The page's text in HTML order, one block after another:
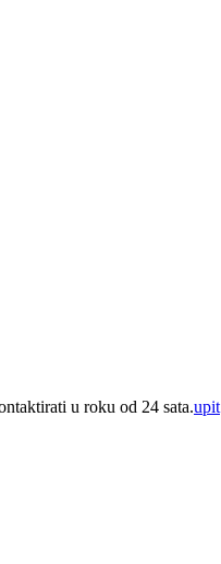
u roku od 24 sata.upit